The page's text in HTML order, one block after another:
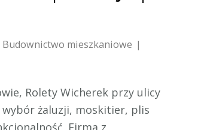
Budownictwo mieszkaniowe
Rolety Wicherek przy ulicy
wybór żaluzji, moskitier, plis
Firma z